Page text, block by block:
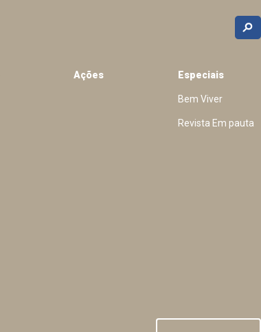
Ações Especiais
Bem Viver
Revista Em pauta